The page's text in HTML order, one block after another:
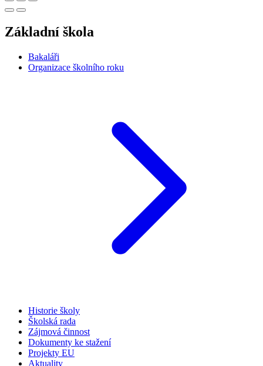
Základní škola
Bakaláři
Organizace školního roku
Historie školy
Školská rada
Zájmová činnost
Dokumenty ke stažení
Projekty EU
Aktuality